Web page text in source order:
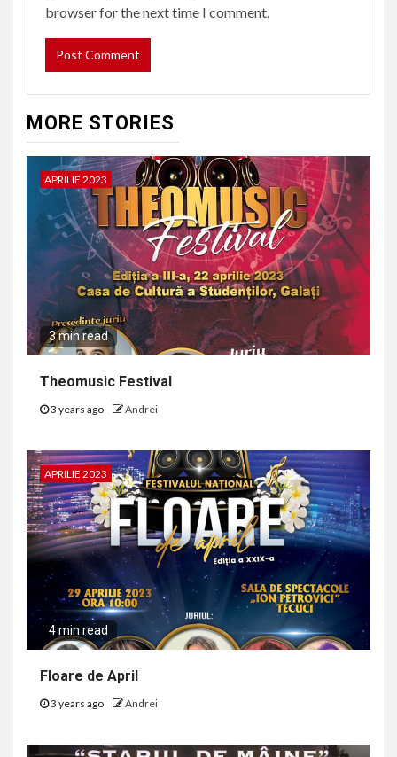
browser for the next time I comment.
MORE STORIES
APRILIE 2023
3 min read
Theomusic Festival
3 years ago Andrei
APRILIE 2023
4 min read
Floare de April
3 years ago Andrei